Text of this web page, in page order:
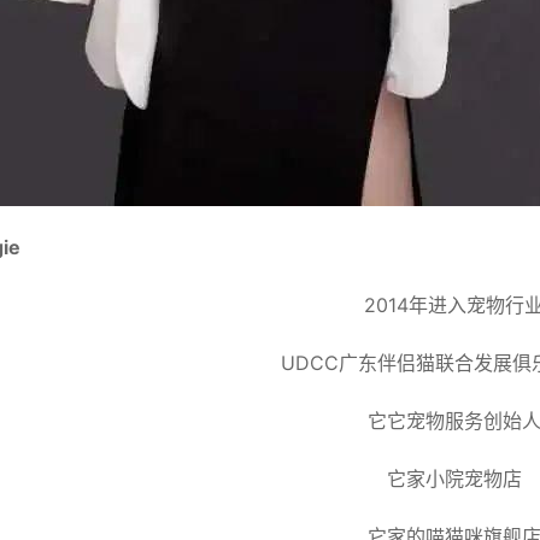
2014年进入宠物行
UDCC广东伴侣猫联合发展俱
它它宠物服务创始人
它家小院宠物店